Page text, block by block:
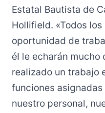
Estatal Bautista de
Hollifield. «Todos
oportunidad de
él le echarán mucho
realizado un trabajo
funciones
nuestro personal,